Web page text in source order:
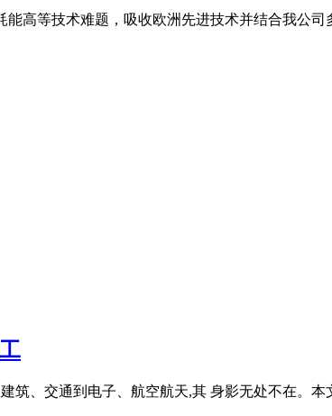
高等技术难题，吸收欧洲先进技术并结合我公
筑、交通到电子、航空航天,其 身影无处不在。